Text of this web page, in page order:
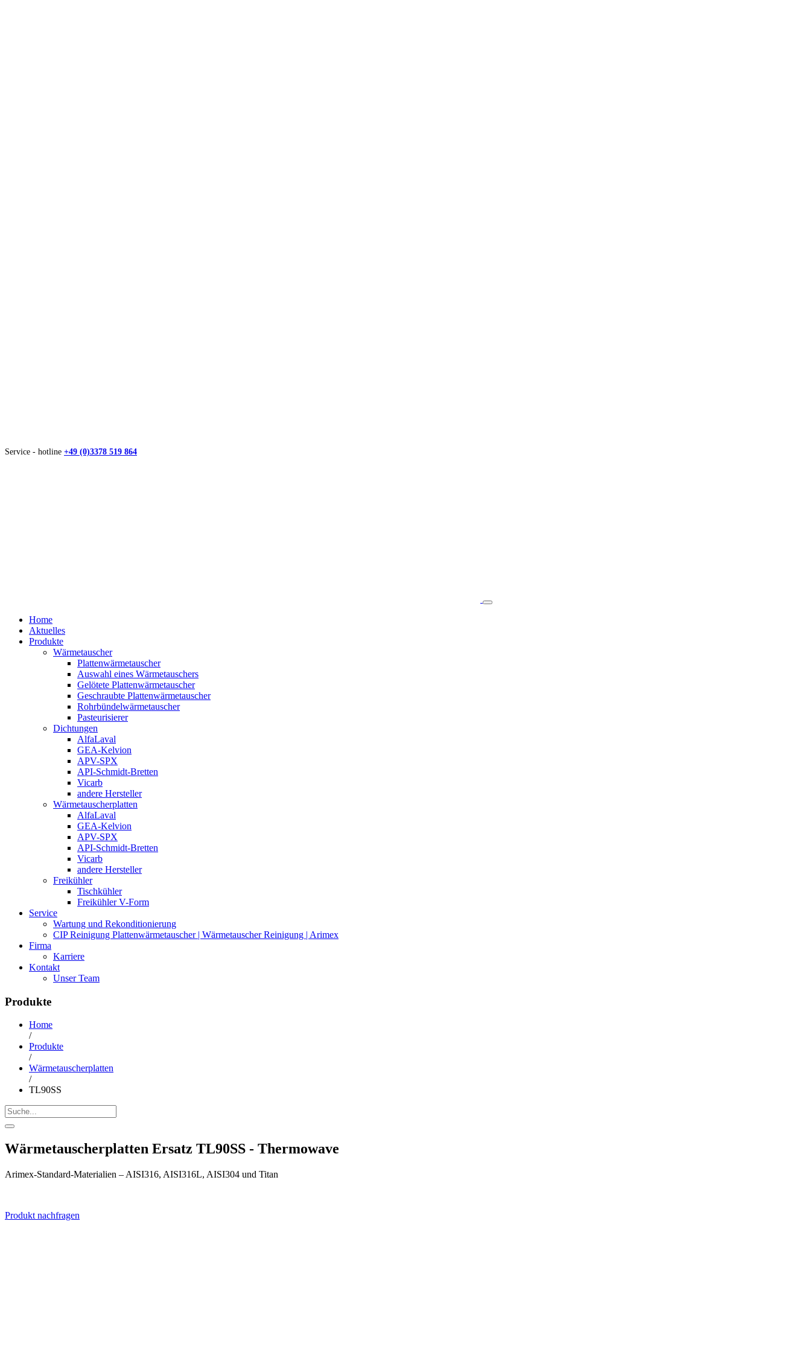
Service - hotline +49 (0)3378 519 864
Home
Aktuelles
Produkte
Wärmetauscher
Plattenwärmetauscher
Auswahl eines Wärmetauschers
Gelötete Plattenwärmetauscher
Geschraubte Plattenwärmetauscher
Rohrbündelwärmetauscher
Pasteurisierer
Dichtungen
AlfaLaval
GEA-Kelvion
APV-SPX
API-Schmidt-Bretten
Vicarb
andere Hersteller
Wärmetauscherplatten
AlfaLaval
GEA-Kelvion
APV-SPX
API-Schmidt-Bretten
Vicarb
andere Hersteller
Freikühler
Tischkühler
Freikühler V-Form
Service
Wartung und Rekonditionierung
CIP Reinigung Plattenwärmetauscher | Wärmetauscher Reinigung | Arimex
Firma
Karriere
Kontakt
Unser Team
Produkte
Home
/
Produkte
/
Wärmetauscherplatten
/
TL90SS
Wärmetauscherplatten Ersatz TL90SS - Thermowave
Arimex-Standard-Materialien – AISI316, AISI316L, AISI304 und Titan
Produkt nachfragen